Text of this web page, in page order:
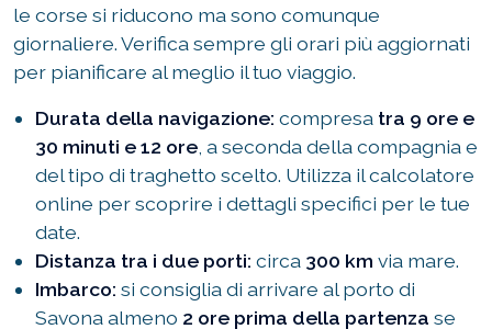
le corse si riducono ma sono comunque
giornaliere. Verifica sempre gli orari più aggiornati
per pianificare al meglio il tuo viaggio.
Durata della navigazione: compresa tra 9 ore e
30 minuti e 12 ore, a seconda della compagnia e
del tipo di traghetto scelto. Utilizza il calcolatore
online per scoprire i dettagli specifici per le tue
date.
Distanza tra i due porti: circa 300 km via mare.
Imbarco: si consiglia di arrivare al porto di
Savona almeno 2 ore prima della partenza se